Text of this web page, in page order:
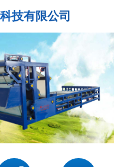
技有限公司